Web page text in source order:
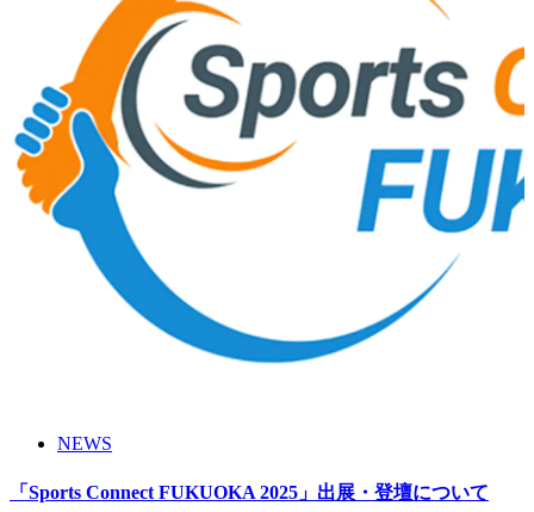
NEWS
「Sports Connect FUKUOKA 2025」出展・登壇について